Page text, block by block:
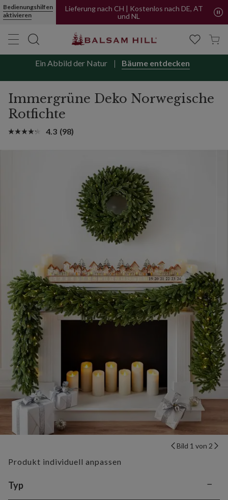
Bedienungshilfen
aktivieren
Lieferung nach CH | Kostenlos nach DE, AT
und NL
Ein Abbild der Natur Bäume entdecken
Immergrüne Deko Norwegische
Rotfichte
4.3 (98)
Bild 1 von 2
Produkt individuell anpassen
Variant selection
Typ −